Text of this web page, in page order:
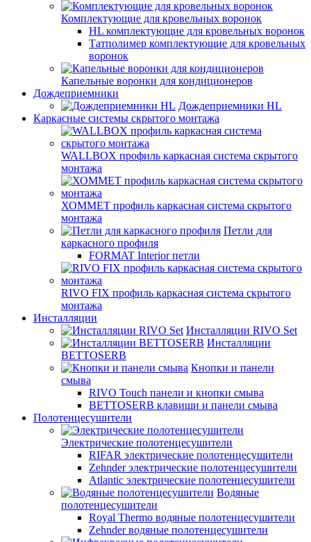
Комплектующие для кровельных воронок
HL комплектующие для кровельных воронок
Татполимер комплектующие для кровельных
воронок
Капельные воронки для кондиционеров
Дождеприемники
Дождеприемники HL
Каркасные системы скрытого монтажа
WALLBOX профиль каркасная система скрытого
монтажа
ХОММЕТ профиль каркасная система скрытого
монтажа
Петли для
каркасного профиля
FORMAT Interior петли
RIVO FIX профиль каркасная система скрытого
монтажа
Инсталляции
Инсталляции RIVO Set
Инсталляции
BETTOSERB
Кнопки и панели
смыва
RIVO Touch панели и кнопки смыва
BETTOSERB клавиши и панели смыва
Полотенцесушители
Электрические полотенцесушители
RIFAR электрические полотенцесушители
Zehnder электрические полотенцесушители
Atlantic электрические полотенцесушители
Водяные
полотенцесушители
Royal Thermo водяные полотенцесушители
Zehnder водяные полотенцесушители